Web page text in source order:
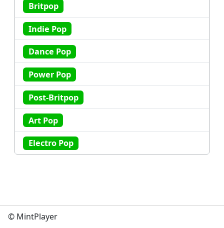
Britpop
Indie Pop
Dance Pop
Power Pop
Post-Britpop
Art Pop
Electro Pop
© MintPlayer